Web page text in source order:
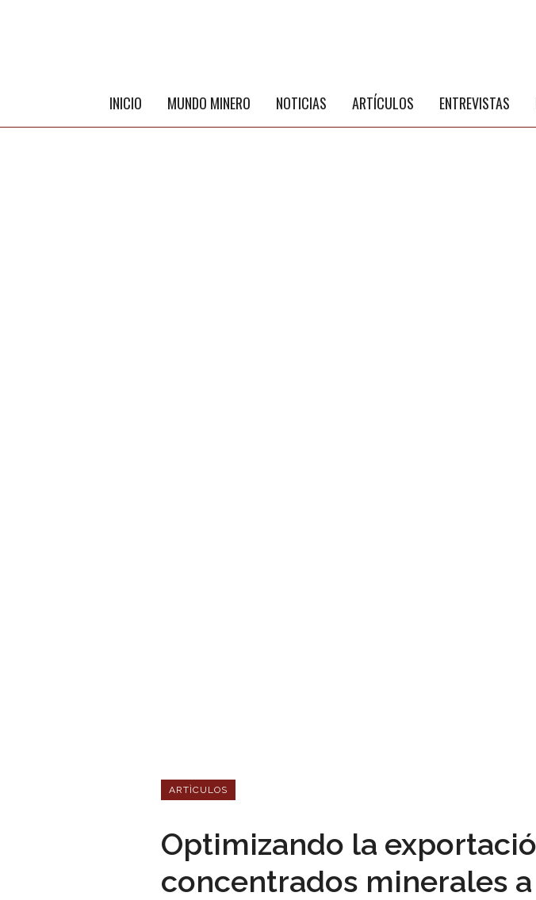
INICIO MUNDO MINERO NOTICIAS ARTÍCULOS ENTREVISTAS
ARTÌCULOS
Optimizando la
concentrados minerales